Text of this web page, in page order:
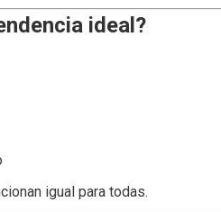
ideal?
igual para todas.